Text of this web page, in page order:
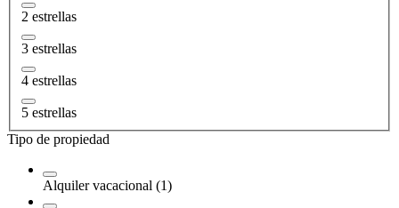
2 estrellas
3 estrellas
4 estrellas
5 estrellas
Tipo de propiedad
Alquiler vacacional (1)